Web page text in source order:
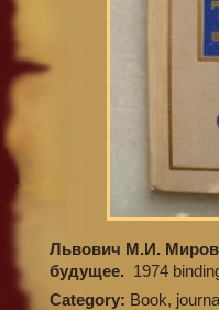
Львович М.И.
будущее. 1974
Category: Book,